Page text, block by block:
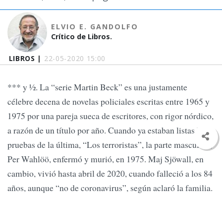
LIBROS | 22-05-2020 15:00
ELVIO E. GANDOLFO
Crítico de Libros.
*** y ½. La “serie Martin Beck” es una justamente
célebre decena de novelas policiales escritas entre 1965 y
1975 por una pareja sueca de escritores, con rigor nórdico,
a razón de un título por año. Cuando ya estaban listas las
pruebas de la última, “Los terroristas”, la parte masculina,
Per Wahlöö, enfermó y murió, en 1975. Maj Sjöwall, en
cambio, vivió hasta abril de 2020, cuando falleció a los 84
años, aunque “no de coronavirus”, según aclaró la familia.